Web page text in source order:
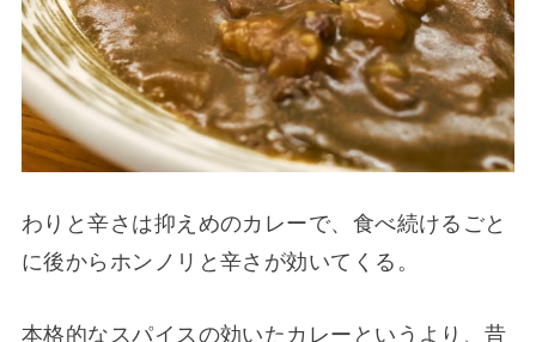
わりと辛さは抑えめのカレーで、食べ続けるごと
に後からホンノリと辛さが効いてくる。
本格的なスパイスの効いたカレーというより、昔